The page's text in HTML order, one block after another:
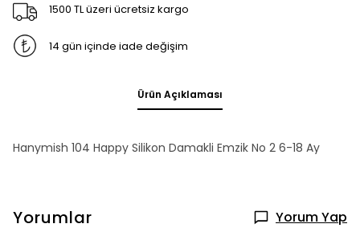
1500 TL üzeri ücretsiz kargo
14 gün içinde iade değişim
Ürün Açıklaması
Hanymish 104 Happy Silikon Damakli Emzik No 2 6-18 Ay
Yorumlar Yorum Yap